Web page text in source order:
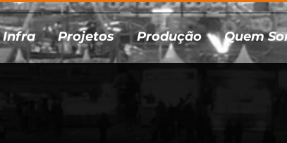
Infra Projetos Produção Quem